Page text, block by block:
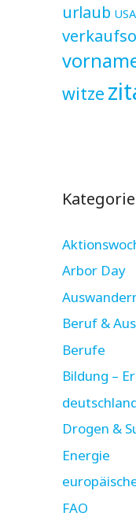
urlaub USA
witze
Arbor Day
Beruf &
Berufe
Bildung –
Drogen &
Energie
FAO